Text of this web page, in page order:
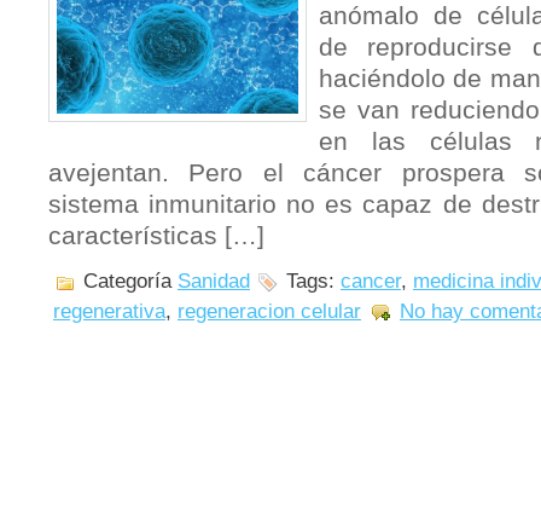
anómalo de
de reproducirse
haciéndolo de
se van
en las células
avejentan. Pero el cáncer prospera
sistema inmunitario no es capaz de
características […]
Categoría Sanidad Tags: cancer, medicina
regenerativa, regeneracion celular No hay